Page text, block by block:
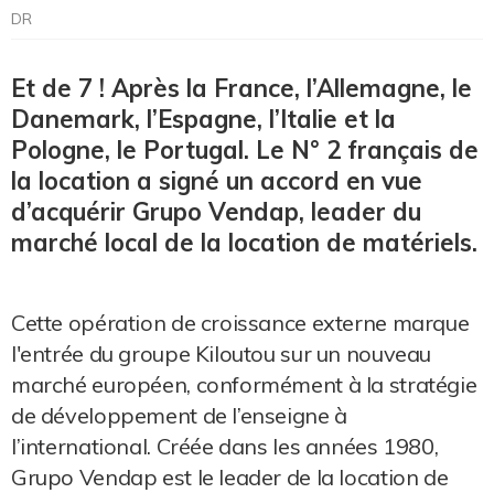
DR
Et de 7 ! Après la France, l’Allemagne, le
Danemark, l’Espagne, l’Italie et la
Pologne, le Portugal. Le N° 2 français de
la location a signé un accord en vue
d’acquérir Grupo Vendap, leader du
marché local de la location de matériels.
Cette opération de croissance externe marque
l'entrée du groupe Kiloutou sur un nouveau
marché européen, conformément à la stratégie
de développement de l’enseigne à
l’international. Créée dans les années 1980,
Grupo Vendap est le leader de la location de